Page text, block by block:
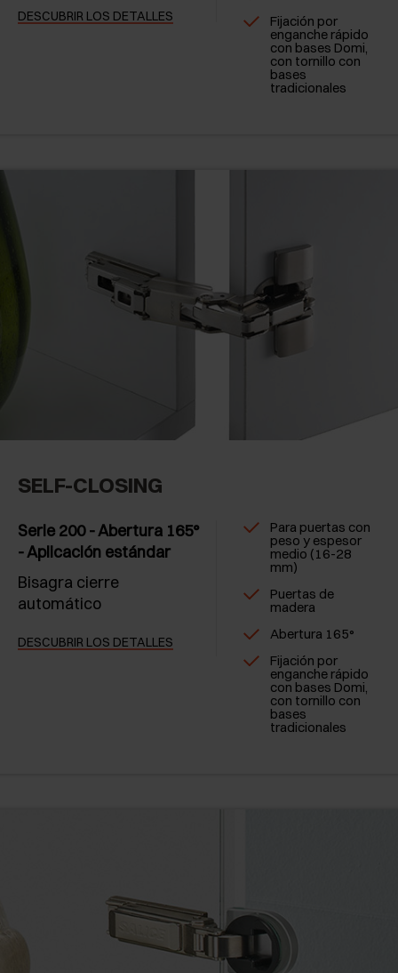
DESCUBRIR LOS DETALLES
Fijación por
enganche rápido
con bases Domi,
con tornillo con
bases
tradicionales
SELF-CLOSING
Serie 200 - Abertura 165°
- Aplicación estándar
Bisagra cierre
automático
DESCUBRIR LOS DETALLES
Para puertas con
peso y espesor
medio (16-28
mm)
Puertas de
madera
Abertura 165°
Fijación por
enganche rápido
con bases Domi,
con tornillo con
bases
tradicionales